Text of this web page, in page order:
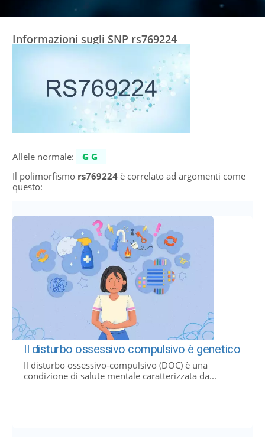
Informazioni sugli SNP rs769224
Allele normale:
GG
Il polimorfismo rs769224è correlato ad argomenti come
questo:
Il disturbo ossessivo compulsivo è genetico
Il disturbo ossessivo-compulsivo (DOC) è una
condizione di salute mentale caratterizzata da...